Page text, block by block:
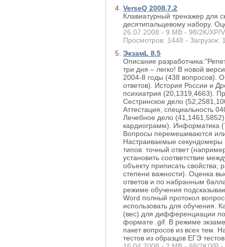
VerseQ 2008.7.2
Клавиатурный тренажер для
десятипальцевому набору.
26.07.2008 - 9 MB - 98/2K/XP/
Просмотров: 1448 - Загрузок:
ЭкзамL 8.5
Описание
три дня – легко! В новой
2004-8 годы (438 вопросов).
ответов). История России и
психиатрия (20,1319,4663).
Сестринское дело
Аттестация, специальность
Лечебное дело
кардиограмм). Информатика
Вопросы перемешиваются
Настраиваемые секундомеры
типов: точный ответ
установить соответствие
объекту приписать
степени важности). Оценка
ответов и по набранным
режиме обучения
Word полный протокол
использовать для обучения.
(вес) для дифференциации по
формате .gif. В режиме
пакет вопросов из всех тем.
тестов из образцов ЕГЭ